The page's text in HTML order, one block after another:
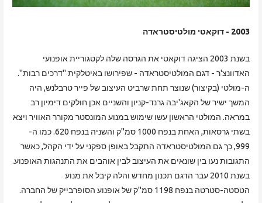
2003 - דוקאטי מולטיסטראדה
בשנת 2003 הציגה דוקאטי את הגרסה שלה לקטגוריית אופנועי
האדוונצ'ר - דגם המולטיסטראדה - שפירושו באיטלקית "דרכים רבות".
ה-מולטי (בקיצור) שנוצר תחת שרביט העיצוב של פייר טרבלנש, היה
המשך ישיר של הקאג'יבה גרנד-קניון והשניים אכן חולקים דימיון רב
במראה. המולטי הראשון עשו שימוש במנוע המונסטר מקורר האוויר ויצא
בשתי גרסאות, האחת בנפח 1000 סמ"ק והשניה בנפח 620. כמו ה-
999, כך גם המולטיסטראדה התקבל באופן ספקני על ידי הקהל, כאשר
התגובות נעו בין שונאים את העיצוב לבין אוהבים את התנהגות האופנוע.
בשנת 2010 עבר הדגם תכנון מחדש והלה קיבל את מנוע
הטסטה-סטרטה בנפח 1198 סמ"ק של אופנוע הסופרבייק של החברה.